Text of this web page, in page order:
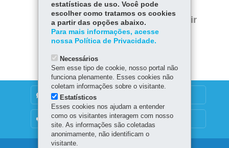
ce
bo
ok
Tw
itt
er
ha
ts
Ap
p
Voltar Início
Imprimir
Baixar
DENUNCIE CORRUPÇÃO
OUVIDORIA
estatísticas de uso. Você pode
escolher como tratamos os cookies
a partir das opções abaixo.
Para mais informações, acesse
nossa Política de Privacidade.
Necessários
Sem esse tipo de cookie, nosso portal não
funciona plenamente. Esses cookies não
coletam informações sobre o visitante.
Estatísticos
Esses cookies nos ajudam a entender
como os visitantes interagem com nosso
site. As informações são coletadas
anonimamente, não identificam o
visitante.